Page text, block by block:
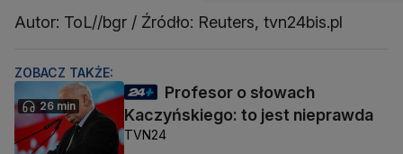
Autor: ToL//bgr / Źródło: Reuters, tvn24bis.pl
ZOBACZ TAKŻE:
26 min
Profesor o słowach
Kaczyńskiego: to jest nieprawda
TVN24